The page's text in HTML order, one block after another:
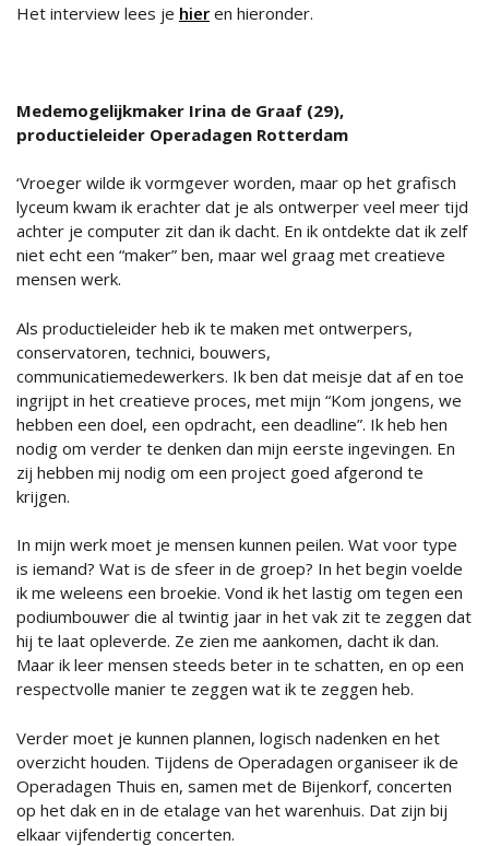
Het interview lees je hier en hieronder.
Medemogelijkmaker Irina de Graaf (29),
productieleider Operadagen Rotterdam
‘Vroeger wilde ik vormgever worden, maar op het grafisch
lyceum kwam ik erachter dat je als ontwerper veel meer tijd
achter je computer zit dan ik dacht. En ik ontdekte dat ik zelf
niet echt een “maker” ben, maar wel graag met creatieve
mensen werk.
Als productieleider heb ik te maken met ontwerpers,
conservatoren, technici, bouwers,
communicatiemedewerkers. Ik ben dat meisje dat af en toe
ingrijpt in het creatieve proces, met mijn “Kom jongens, we
hebben een doel, een opdracht, een deadline”. Ik heb hen
nodig om verder te denken dan mijn eerste ingevingen. En
zij hebben mij nodig om een project goed afgerond te
krijgen.
In mijn werk moet je mensen kunnen peilen. Wat voor type
is iemand? Wat is de sfeer in de groep? In het begin voelde
ik me weleens een broekie. Vond ik het lastig om tegen een
podiumbouwer die al twintig jaar in het vak zit te zeggen dat
hij te laat opleverde. Ze zien me aankomen, dacht ik dan.
Maar ik leer mensen steeds beter in te schatten, en op een
respectvolle manier te zeggen wat ik te zeggen heb.
Verder moet je kunnen plannen, logisch nadenken en het
overzicht houden. Tijdens de Operadagen organiseer ik de
Operadagen Thuis en, samen met de Bijenkorf, concerten
op het dak en in de etalage van het warenhuis. Dat zijn bij
elkaar vijfendertig concerten.